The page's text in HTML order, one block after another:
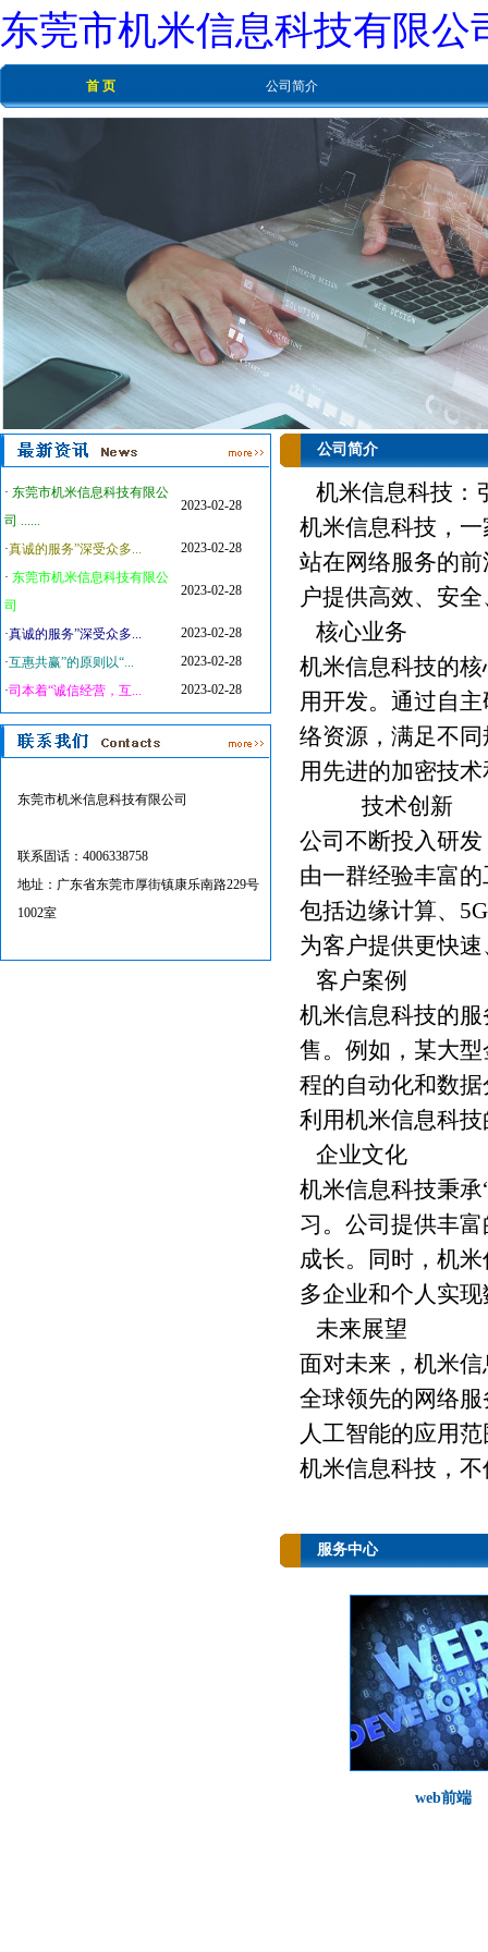
东莞市机米信息科技有限公
首 页 公司简介
· 东莞市机米信息科技有限公
司 ......
2023-02-28
·真诚的服务”深受众多...
2023-02-28
· 东莞市机米信息科技有限公
司
2023-02-28
·真诚的服务”深受众多...
2023-02-28
·互惠共赢”的原则以“...
2023-02-28
·司本着“诚信经营，互... 2023-02-28
东莞市机米信息科技有限公司
联系固话：4006338758
地址：广东省东莞市厚街镇康乐南路229号
1002室
公司简介
机米信息科技：
机米信息科技，
站在网络服务的
户提供高效、安
核心业务
机米信息科技的
用开发。通过自
络资源，满足不
用先进的加密技
技术创新
公司不断投入研
由一群经验丰富
包括边缘计算、
为客户提供更快
客户案例
机米信息科技的
售。例如，某大
程的自动化和数
利用机米信息科
企业文化
机米信息科技秉
习。公司提供丰
成长。同时，机
多企业和个人实
未来展望
面对未来，机米
全球领先的网络
人工智能的应用
机米信息科技，
服务中心
web前端